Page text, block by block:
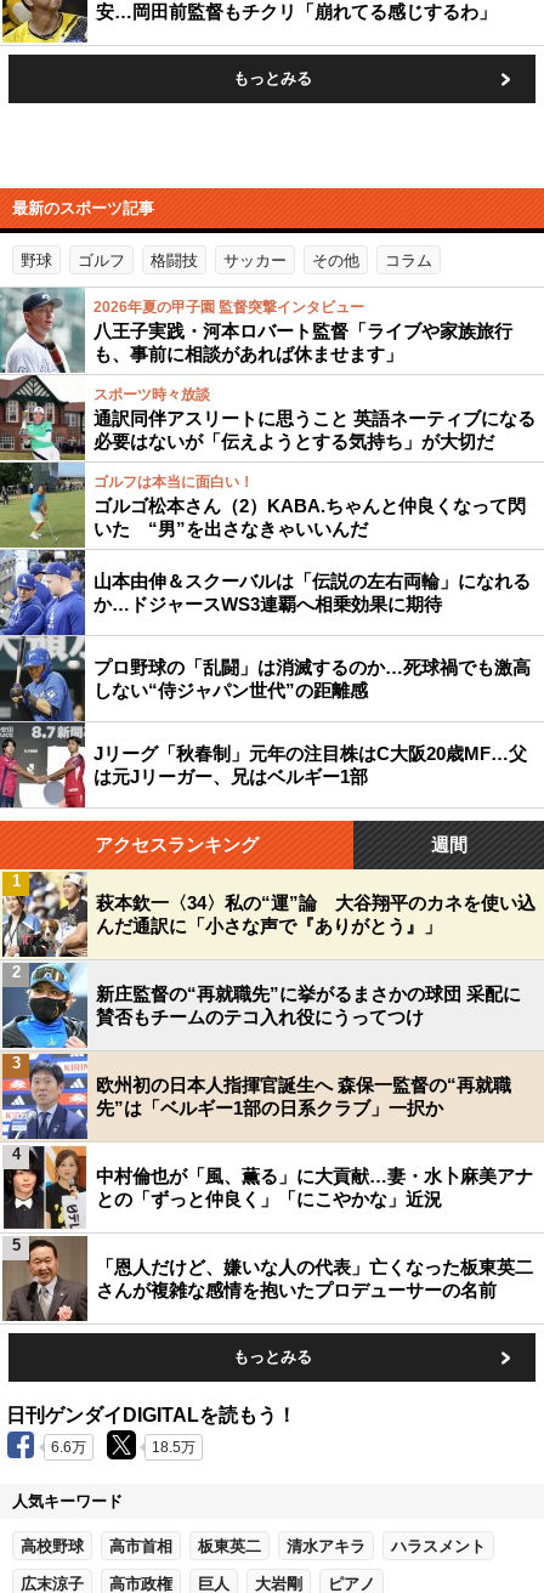
安…岡田前監督もチクリ「崩れてる感じするわ」
もっとみる
最新のスポーツ記事
野球 ゴルフ 格闘技 サッカー その他 コラム
2026年夏の甲子園 監督突撃インタビュー
八王子実践・河本ロバート監督「ライブや家族旅行
も、事前に相談があれば休ませます」
スポーツ時々放談
通訳同伴アスリートに思うこと 英語ネーティブになる
必要はないが「伝えようとする気持ち」が大切だ
ゴルフは本当に面白い！
ゴルゴ松本さん（2）KABA.ちゃんと仲良くなって閃
いた “男”を出さなきゃいいんだ
山本由伸＆スクーバルは「伝説の左右両輪」になれる
か…ドジャースWS3連覇へ相乗効果に期待
プロ野球の「乱闘」は消滅するのか…死球禍でも激高
しない“侍ジャパン世代”の距離感
Jリーグ「秋春制」元年の注目株はC大阪20歳MF…父
は元Jリーガー、兄はベルギー1部
アクセスランキング 週間
萩本欽一〈34〉私の“運”論 大谷翔平のカネを使い込
んだ通訳に「小さな声で『ありがとう』」
1
新庄監督の“再就職先”に挙がるまさかの球団 采配に
賛否もチームのテコ入れ役にうってつけ
2
欧州初の日本人指揮官誕生へ 森保一監督の“再就職
先”は「ベルギー1部の日系クラブ」一択か
3
中村倫也が「風、薫る」に大貢献…妻・水卜麻美アナ
との「ずっと仲良く」「にこやかな」近況
4
「恩人だけど、嫌いな人の代表」亡くなった板東英二
さんが複雑な感情を抱いたプロデューサーの名前
5
もっとみる
日刊ゲンダイDIGITALを読もう！
6.6万 18.5万
人気キーワード
高校野球 高市首相 板東英二 清水アキラ ハラスメント
広末涼子 高市政権 巨人 大岩剛 ピアノ